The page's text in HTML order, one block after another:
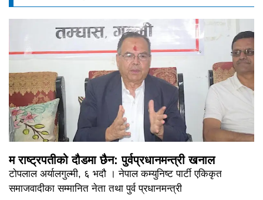
म राष्ट्रपतीको दौडमा छैन: पुर्वप्रधानमन्त्री खनाल
टोपलाल अर्यालगुल्मी, ६ भदौ । नेपाल कम्युनिष्ट पार्टी एकिकृत
समाजवादीका सम्मानित नेता तथा पुर्व प्रधानमन्त्री